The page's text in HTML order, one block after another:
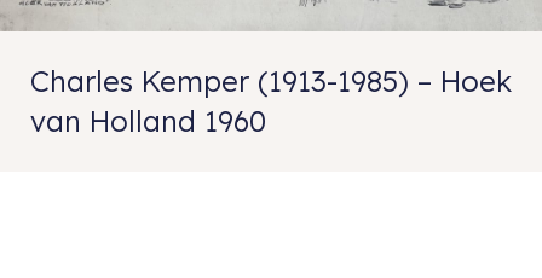
Charles Kemper (1913-1985) – Hoek
van Holland 1960